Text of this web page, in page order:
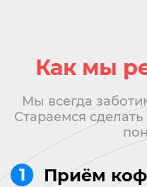
Как мы
Мы всегда
Стараемся
Приём